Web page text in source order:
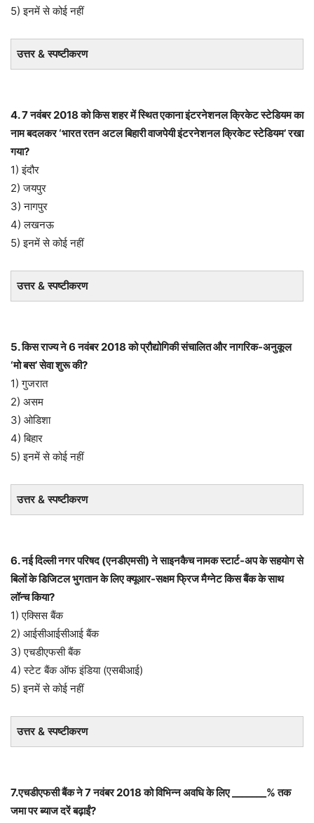
5) इनमें से कोई नहीं
उत्तर & स्पष्टीकरण
4. 7 नवंबर 2018 को किस शहर में स्थित एकाना इंटरनेशनल क्रिकेट स्टेडियम का
नाम बदलकर ‘भारत रतन अटल बिहारी वाजपेयी इंटरनेशनल क्रिकेट स्टेडियम’ रखा
गया?
1) इंदौर
2) जयपुर
3) नागपुर
4) लखनऊ
5) इनमें से कोई नहीं
उत्तर & स्पष्टीकरण
5. किस राज्य ने 6 नवंबर 2018 को प्रौद्योगिकी संचालित और नागरिक-अनुकूल
‘मो बस’ सेवा शुरू की?
1) गुजरात
2) असम
3) ओडिशा
4) बिहार
5) इनमें से कोई नहीं
उत्तर & स्पष्टीकरण
6. नई दिल्ली नगर परिषद (एनडीएमसी) ने साइनकैच नामक स्टार्ट-अप के सहयोग से
बिलों के डिजिटल भुगतान के लिए क्यूआर-सक्षम फ्रिज मैग्नेट किस बैंक के साथ
लॉन्च किया?
1) एक्सिस बैंक
2) आईसीआईसीआई बैंक
3) एचडीएफसी बैंक
4) स्टेट बैंक ऑफ इंडिया (एसबीआई)
5) इनमें से कोई नहीं
उत्तर & स्पष्टीकरण
7.एचडीएफसी बैंक ने 7 नवंबर 2018 को विभिन्न अवधि के लिए _______% तक
जमा पर ब्याज दरें बढ़ाईं?